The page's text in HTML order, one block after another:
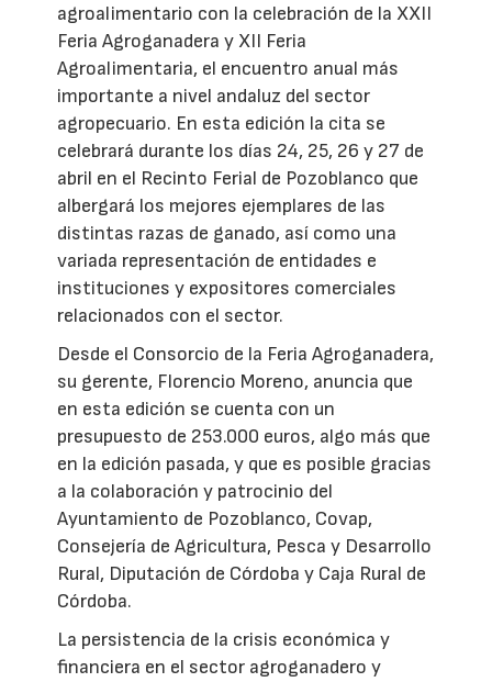
agroalimentario con la celebración de la XXII
Feria Agroganadera y XII Feria
Agroalimentaria, el encuentro anual más
importante a nivel andaluz del sector
agropecuario. En esta edición la cita se
celebrará durante los días 24, 25, 26 y 27 de
abril en el Recinto Ferial de Pozoblanco que
albergará los mejores ejemplares de las
distintas razas de ganado, así como una
variada representación de entidades e
instituciones y expositores comerciales
relacionados con el sector.
Desde el Consorcio de la Feria Agroganadera,
su gerente, Florencio Moreno, anuncia que
en esta edición se cuenta con un
presupuesto de 253.000 euros, algo más que
en la edición pasada, y que es posible gracias
a la colaboración y patrocinio del
Ayuntamiento de Pozoblanco, Covap,
Consejería de Agricultura, Pesca y Desarrollo
Rural, Diputación de Córdoba y Caja Rural de
Córdoba.
La persistencia de la crisis económica y
financiera en el sector agroganadero y